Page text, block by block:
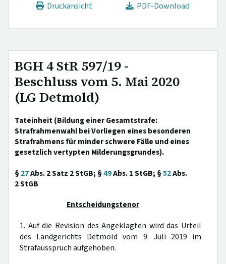
Druckansicht
PDF-Download
BGH 4 StR 597/19 -
Beschluss vom 5. Mai 2020
(LG Detmold)
Tateinheit (Bildung einer Gesamtstrafe:
Strafrahmenwahl bei Vorliegen eines besonderen
Strafrahmens für minder schwere Fälle und eines
gesetzlich vertypten Milderungsgrundes).
§27Abs. 2 Satz 2 StGB; §49Abs. 1 StGB; §52Abs.
2 StGB
Entscheidungstenor
1. Auf die Revision des Angeklagten wird das Urteil
des Landgerichts Detmold vom 9. Juli 2019 im
Strafausspruch aufgehoben.